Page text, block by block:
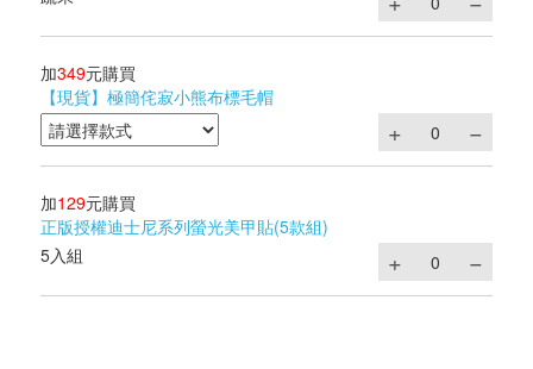
加349元購買
【現貨】極簡侘寂小熊布標毛帽
加129元購買
正版授權迪士尼系列螢光美甲貼(5款組)
5入組